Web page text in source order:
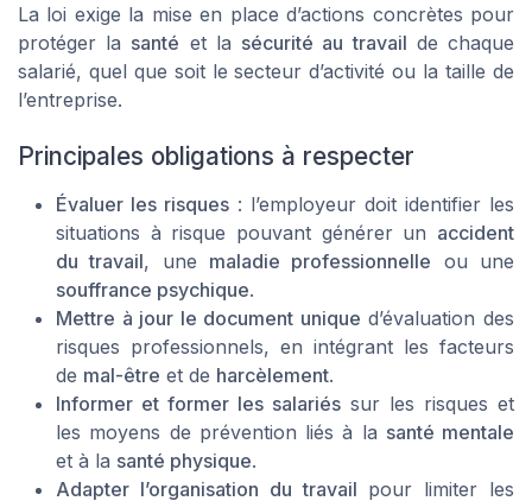
La loi exige la mise en place d’actions concrètes pour
protéger la santé et la sécurité au travail de chaque
salarié, quel que soit le secteur d’activité ou la taille de
l’entreprise.
Principales obligations à respecter
Évaluer les risques : l’employeur doit identifier les
situations à risque pouvant générer un accident
du travail, une maladie professionnelle ou une
souffrance psychique.
Mettre à jour le document unique d’évaluation des
risques professionnels, en intégrant les facteurs
de mal-être et de harcèlement.
Informer et former les salariés sur les risques et
les moyens de prévention liés à la santé mentale
et à la santé physique.
Adapter l’organisation du travail pour limiter les